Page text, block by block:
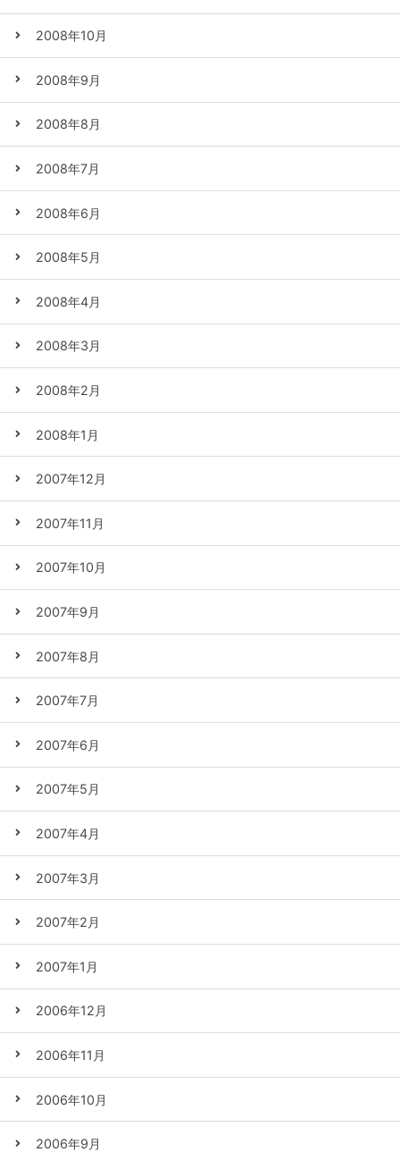
2008年10月
2008年9月
2008年8月
2008年7月
2008年6月
2008年5月
2008年4月
2008年3月
2008年2月
2008年1月
2007年12月
2007年11月
2007年10月
2007年9月
2007年8月
2007年7月
2007年6月
2007年5月
2007年4月
2007年3月
2007年2月
2007年1月
2006年12月
2006年11月
2006年10月
2006年9月